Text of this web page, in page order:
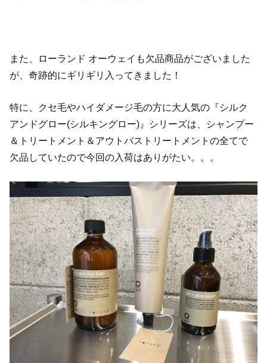
また、ローランド オーウェイも欠品商品がございました
が、奇跡的にギリギリ入ってきました！
特に、クセ毛やハイダメージ毛の方に大人気の『シルク
アンドグロー(シルキングロー)』シリーズは、シャンプー
＆トリートメント＆アウトバストリートメントの全てで
欠品していたので今回の入荷はありがたい。。。